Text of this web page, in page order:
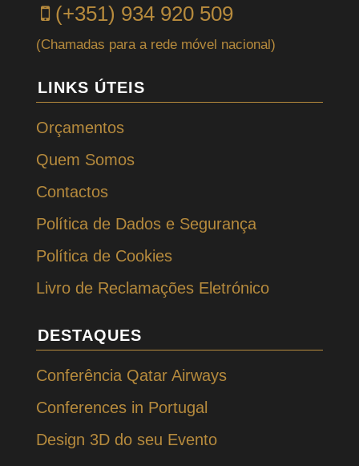
(+351) 934 920 509
(Chamadas para a rede móvel nacional)
LINKS ÚTEIS
Orçamentos
Quem Somos
Contactos
Política de Dados e Segurança
Política de Cookies
Livro de Reclamações Eletrónico
DESTAQUES
Conferência Qatar Airways
Conferences in Portugal
Design 3D do seu Evento